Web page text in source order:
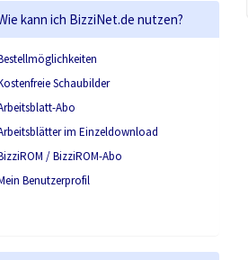
kann ich BizziNet.de nutzen?
Schaubilder
Abo
im Einzeldownload
/ BizziROM-Abo
Benutzerprofil